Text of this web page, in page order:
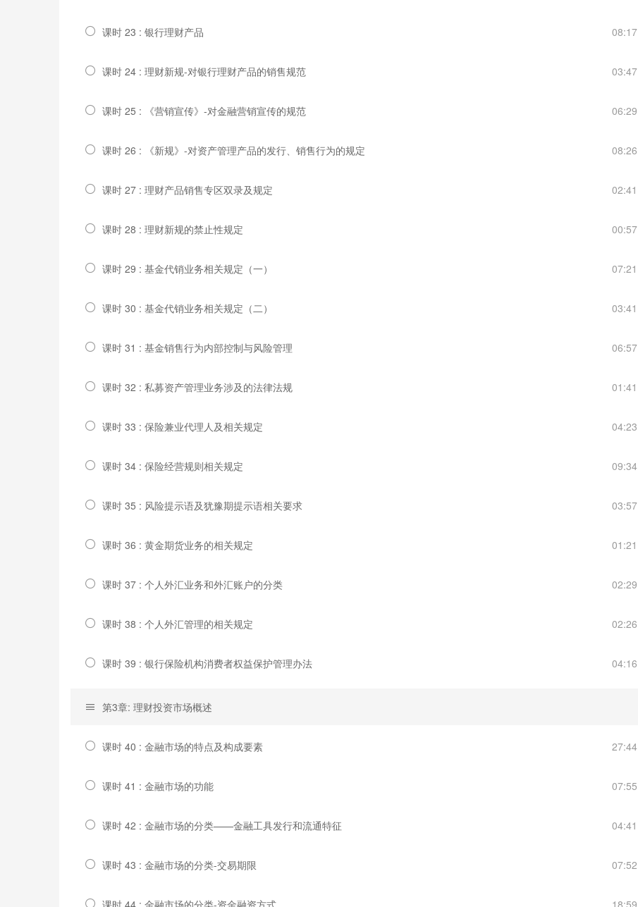
课时 23 : 银行理财产品 08:17
课时 24 : 理财新规-对银行理财产品的销售规范 03:47
课时 25 : 《营销宣传》-对金融营销宣传的规范 06:29
课时 26 : 《新规》-对资产管理产品的发行、销售行为的规定 08:26
课时 27 : 理财产品销售专区双录及规定 02:41
课时 28 : 理财新规的禁止性规定 00:57
课时 29 : 基金代销业务相关规定（一） 07:21
课时 30 : 基金代销业务相关规定（二） 03:41
课时 31 : 基金销售行为内部控制与风险管理 06:57
课时 32 : 私募资产管理业务涉及的法律法规 01:41
课时 33 : 保险兼业代理人及相关规定 04:23
课时 34 : 保险经营规则相关规定 09:34
课时 35 : 风险提示语及犹豫期提示语相关要求 03:57
课时 36 : 黄金期货业务的相关规定 01:21
课时 37 : 个人外汇业务和外汇账户的分类 02:29
课时 38 : 个人外汇管理的相关规定 02:26
课时 39 : 银行保险机构消费者权益保护管理办法 04:16
第3章: 理财投资市场概述
课时 40 : 金融市场的特点及构成要素 27:44
课时 41 : 金融市场的功能 07:55
课时 42 : 金融市场的分类——金融工具发行和流通特征 04:41
课时 43 : 金融市场的分类-交易期限 07:52
课时 44 : 金融市场的分类-资金融资方式 18:59